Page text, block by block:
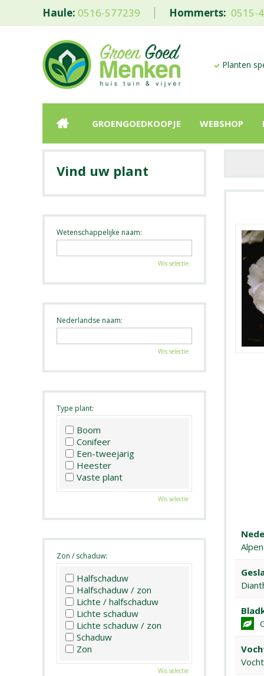
Haule: 0516-577239 Hommerts: 0515-
Planten
GROENGOEDKOOPJE WEBSHOP
Vind uw plant
Wetenschappelijke naam:
Wis selectie
Nederlandse naam:
Wis selectie
Type plant:
Boom
Conifeer
Een-tweejarig
Heester
Vaste plant
Wis selectie
Zon / schaduw:
Halfschaduw
Halfschaduw / zon
Lichte / halfschaduw
Lichte schaduw
Lichte schaduw / zon
Schaduw
Zon
Wis selectie